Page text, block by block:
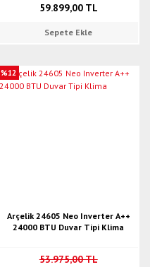
59.899,00 TL
Sepete Ekle
%12
Arçelik 24605 Neo Inverter A++
24000 BTU Duvar Tipi Klima
53.975,00 TL